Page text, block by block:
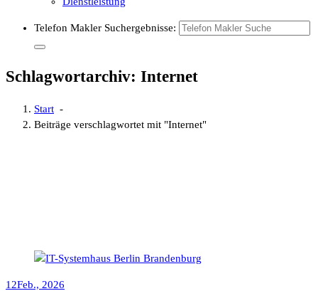
Telefon Makler Suchergebnisse:
Schlagwortarchiv: Internet
Start -
Beiträge verschlagwortet mit "Internet"
12Feb., 2026